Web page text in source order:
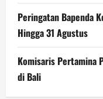
Peringatan Bapenda
Hingga 31 Agustus
Komisaris Pertamina
di Bali